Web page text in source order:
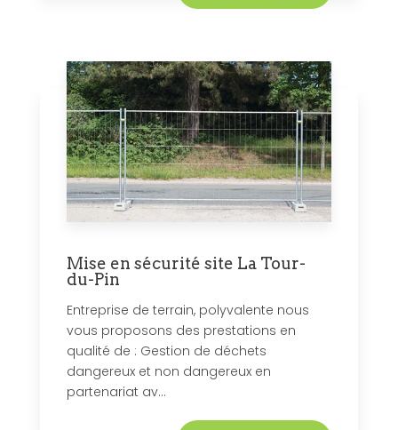
Mise en sécurité site La Tour-
du-Pin
Entreprise de terrain, polyvalente nous
vous proposons des prestations en
qualité de : Gestion de déchets
dangereux et non dangereux en
partenariat av...